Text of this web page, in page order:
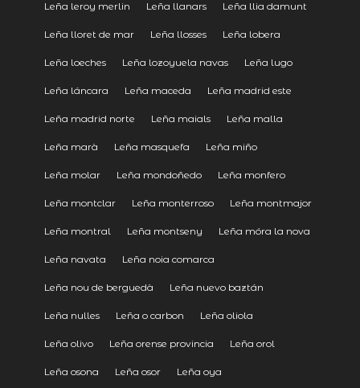
Leña leroy merlin Leña llanars Leña llia damunt
Leña lloret de mar Leña llosses Leña lobera
Leña loeches Leña lozoyuela navas Leña lugo
Leña láncara Leña maceda Leña madrid este
Leña madrid norte Leña maials Leña malla
Leña marà Leña masquefa Leña miño
Leña molar Leña mondoñedo Leña monfero
Leña montclar Leña monterroso Leña montmajor
Leña montral Leña montseny Leña móra la nova
Leña navata Leña noia comarca
Leña nou de berguedà Leña nuevo baztán
Leña nulles Leña o carbon Leña oliola
Leña olivo Leña orense provincia Leña orol
Leña osona Leña osor Leña oya